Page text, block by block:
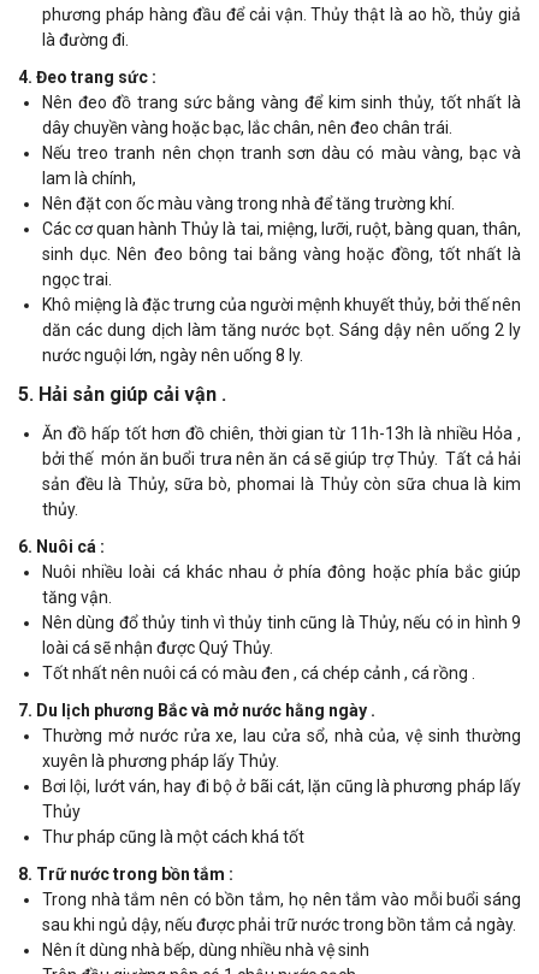
phương pháp hàng đầu để cải vận. Thủy thật là ao hồ, thủy giả
là đường đi.
4. Đeo trang sức :
Nên đeo đồ trang sức bằng vàng để kim sinh thủy, tốt nhất là
dây chuyền vàng hoặc bạc, lắc chân, nên đeo chân trái.
Nếu treo tranh nên chọn tranh sơn dàu có màu vàng, bạc và
lam là chính,
Nên đặt con ốc màu vàng trong nhà để tăng trường khí.
Các cơ quan hành Thủy là tai, miệng, lưỡi, ruột, bàng quan, thân,
sinh dục. Nên đeo bông tai bằng vàng hoặc đồng, tốt nhất là
ngọc trai.
Khô miệng là đặc trưng của người mệnh khuyết thủy, bởi thế nên
dăn các dung dịch làm tăng nước bọt. Sáng dậy nên uống 2 ly
nước nguội lớn, ngày nên uống 8 ly.
5. Hải sản giúp cải vận .
Ăn đồ hấp tốt hơn đồ chiên, thời gian từ 11h-13h là nhiều Hỏa ,
bởi thế món ăn buổi trưa nên ăn cá sẽ giúp trợ Thủy. Tất cả hải
sản đều là Thủy, sữa bò, phomai là Thủy còn sữa chua là kim
thủy.
6. Nuôi cá :
Nuôi nhiều loài cá khác nhau ở phía đông hoặc phía bắc giúp
tăng vận.
Nên dùng đổ thủy tinh vì thủy tinh cũng là Thủy, nếu có in hình 9
loài cá sẽ nhận được Quý Thủy.
Tốt nhất nên nuôi cá có màu đen , cá chép cảnh , cá rồng .
7. Du lịch phương Bắc và mở nước hằng ngày .
Thường mở nước rửa xe, lau cửa sổ, nhà của, vệ sinh thường
xuyên là phương pháp lấy Thủy.
Bơi lội, lướt ván, hay đi bộ ở bãi cát, lặn cũng là phương pháp lấy
Thủy
Thư pháp cũng là một cách khá tốt
8. Trữ nước trong bồn tắm :
Trong nhà tắm nên có bồn tắm, họ nên tắm vào mỗi buổi sáng
sau khi ngủ dậy, nếu được phải trữ nước trong bồn tắm cả ngày.
Nên ít dùng nhà bếp, dùng nhiều nhà vệ sinh